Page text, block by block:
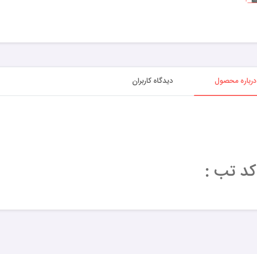
درباره محصول دیدگاه کاربران